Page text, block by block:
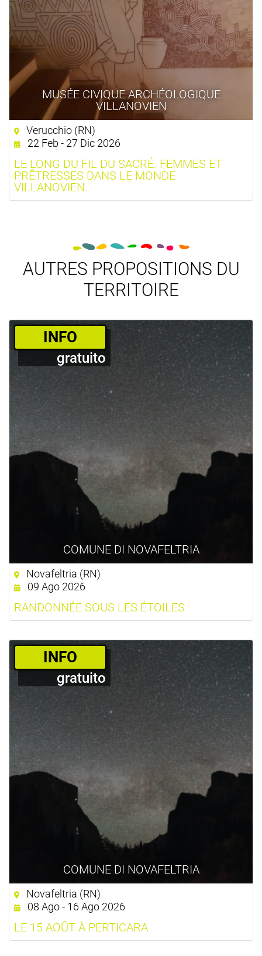
MUSÉE CIVIQUE ARCHÉOLOGIQUE
VILLANOVIEN
Verucchio (RN)
22 Feb - 27 Dic 2026
LE LONG DU FIL DU SACRÉ. FEMMES ET
PRÊTRESSES DANS LE MONDE
VILLANOVIEN.
AUTRES PROPOSITIONS DU
TERRITOIRE
COMUNE DI NOVAFELTRIA
­INFO
gratuito
Novafeltria (RN)
09 Ago 2026
RANDONNÉE SOUS LES ÉTOILES
COMUNE DI NOVAFELTRIA
­INFO
gratuito
Novafeltria (RN)
08 Ago - 16 Ago 2026
LE 15 AOÛT À PERTICARA